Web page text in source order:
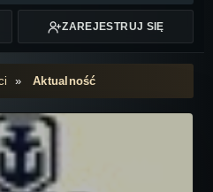
ZAREJESTRUJ SIĘ
»Aktualność